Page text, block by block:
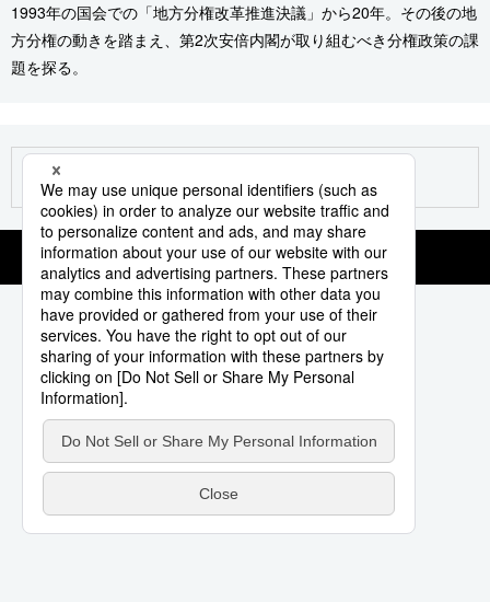
Русский
国際
社会
文化
科学・技術
暮らし
スポーツ・東京2020
アーカイブ
Japan Data
旅と暮らし
動画/Live
Books
Cinema
Topics
Images
People
東京
科学・技術
暮らし
1993年の国会での「地方分権改革推進決議」から20年。その後の地
方分権の動きを踏まえ、第2次安倍内閣が取り組むべき分権政策の課
題を探る。